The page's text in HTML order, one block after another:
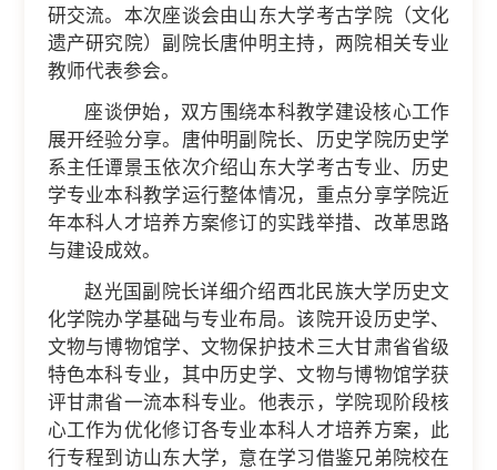
研交流。本次座谈会由山东大学考古学院（文化
遗产研究院）副院长唐仲明主持，两院相关专业
教师代表参会。
座谈伊始，双方围绕本科教学建设核心工作
展开经验分享。唐仲明副院长、历史学院历史学
系主任谭景玉依次介绍山东大学考古专业、历史
学专业本科教学运行整体情况，重点分享学院近
年本科人才培养方案修订的实践举措、改革思路
与建设成效。
赵光国副院长详细介绍西北民族大学历史文
化学院办学基础与专业布局。该院开设历史学、
文物与博物馆学、文物保护技术三大甘肃省省级
特色本科专业，其中历史学、文物与博物馆学获
评甘肃省一流本科专业。他表示，学院现阶段核
心工作为优化修订各专业本科人才培养方案，此
行专程到访山东大学，意在学习借鉴兄弟院校在